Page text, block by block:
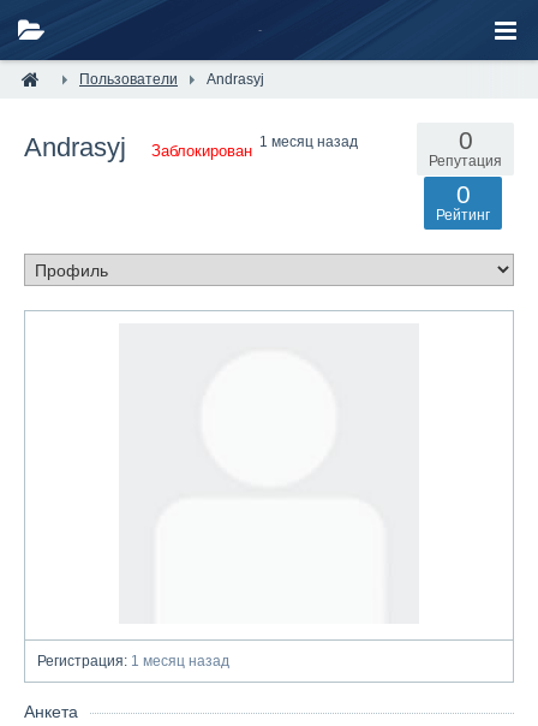
Пользователи Andrasyj
Andrasyj Заблокирован
1 месяц назад 0
Репутация
0
Рейтинг
Регистрация: 1 месяц назад
Анкета